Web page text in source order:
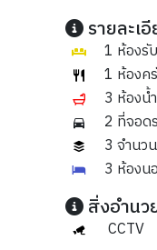
รายละเ
1 ห้องรั
1 ห้องค
3 ห้องน้ำ
2 ที่จอด
3 จำนว
3 ห้องน
สิ่งอำนว
CCTV